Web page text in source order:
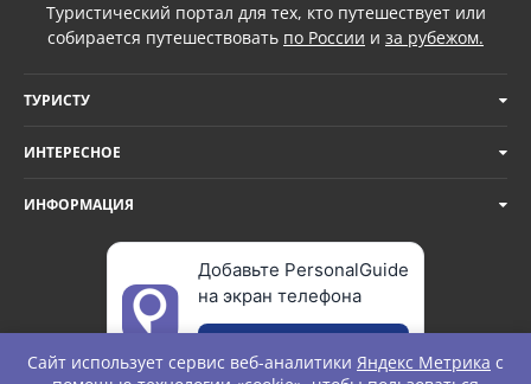
Туристический портал для тех, кто путешествует или
собирается путешествовать по России и за рубежом.
ТУРИСТУ
ИНТЕРЕСНОЕ
ИНФОРМАЦИЯ
Добавьте PersonalGuide
на экран телефона
Сайт использует сервис веб-аналитики Яндекс Метрика с